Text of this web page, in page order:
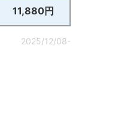
11,880円
2025/12/08-